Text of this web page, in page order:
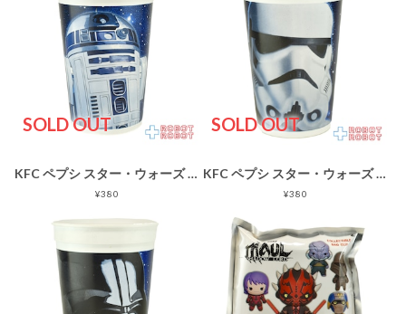
SOLD OUT
KFC ペプシ スター・ウォーズ R2-D2 プラスチックカップ 1996
¥380
SOLD OUT
KFC ペプシ スター・ウォーズ ストームトルーパー プラスチックカップ 1996
¥380